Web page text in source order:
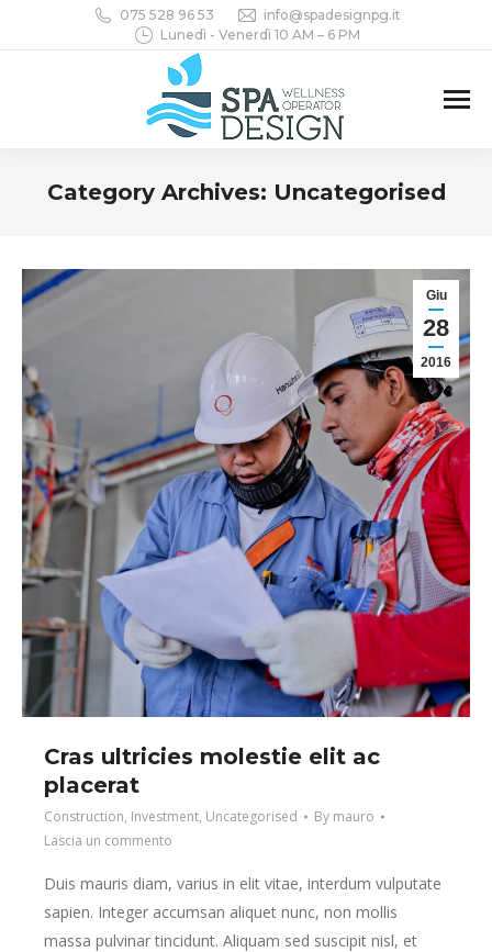
075 528 96 53
info@spadesignpg.it
Lunedì - Venerdì 10 AM – 6 PM
Category Archives: Uncategorised
Giu
28
2016
Cras ultricies molestie elit ac
placerat
Construction, Investment, Uncategorised By mauro
Lascia un commento
Duis mauris diam, varius in elit vitae, interdum vulputate
sapien. Integer accumsan aliquet nunc, non mollis
massa pulvinar tincidunt. Aliquam sed suscipit nisl, et